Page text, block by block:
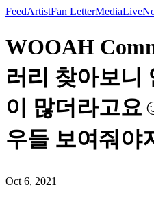
FeedArtistFan LetterMediaLive
WOOAH
러리 찾아보니
이 많더라고
우들 보여줘
Oct 6, 2021